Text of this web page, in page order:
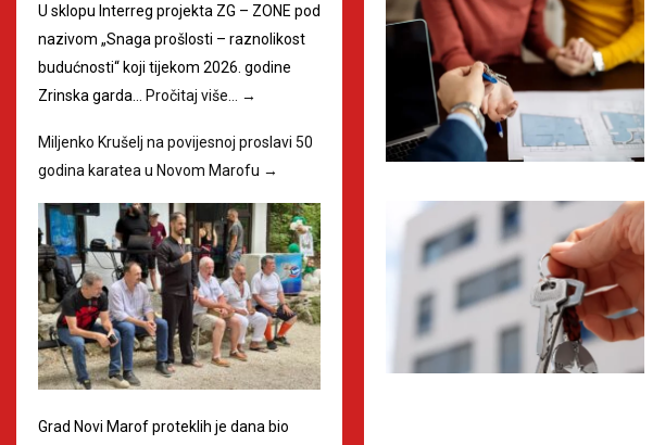
U sklopu Interreg projekta ZG – ZONE pod
nazivom „Snaga prošlosti – raznolikost
budućnosti“ koji tijekom 2026. godine
Zrinska garda…
Pročitaj više… →
Miljenko Krušelj na povijesnoj proslavi 50
godina karatea u Novom Marofu →
Grad Novi Marof proteklih je dana bio